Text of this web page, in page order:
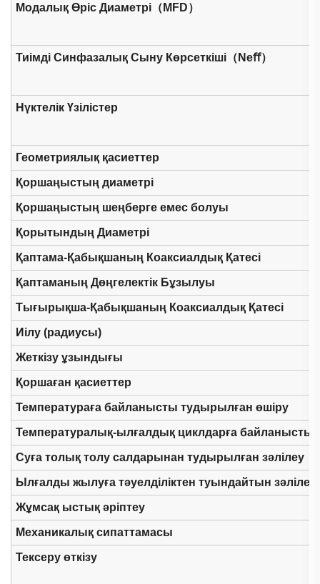
Модалық Өріс Диаметрі（MFD）
Тиімді Синфазалық Сыну Көрсеткіші（Neﬀ）
Нүктелік Үзілістер
Геометриялық қасиеттер
Қоршаңыстың диаметрі
Қоршаңыстың шеңберге емес болуы
Қорытындың Диаметрі
Қаптама-Қабықшаның Коаксиалдық Қатесі
Қаптаманың Дөңгелектік Бұзылуы
Тығырықша-Қабықшаның Коаксиалдық Қатесі
Иілу (радиусы)
Жеткізу ұзындығы
Қоршаған қасиеттер
Температураға байланысты тудырылған өшіру
Температуралық-ылғалдық циклдарға байланысты
Суға толық толу салдарынан тудырылған зәлілеу
Ылғалды жылуға тәуелділіктен туындайтын зәлілеу
Жұмсақ ыстық әріптеу
Механикалық сипаттамасы
Тексеру өткізу